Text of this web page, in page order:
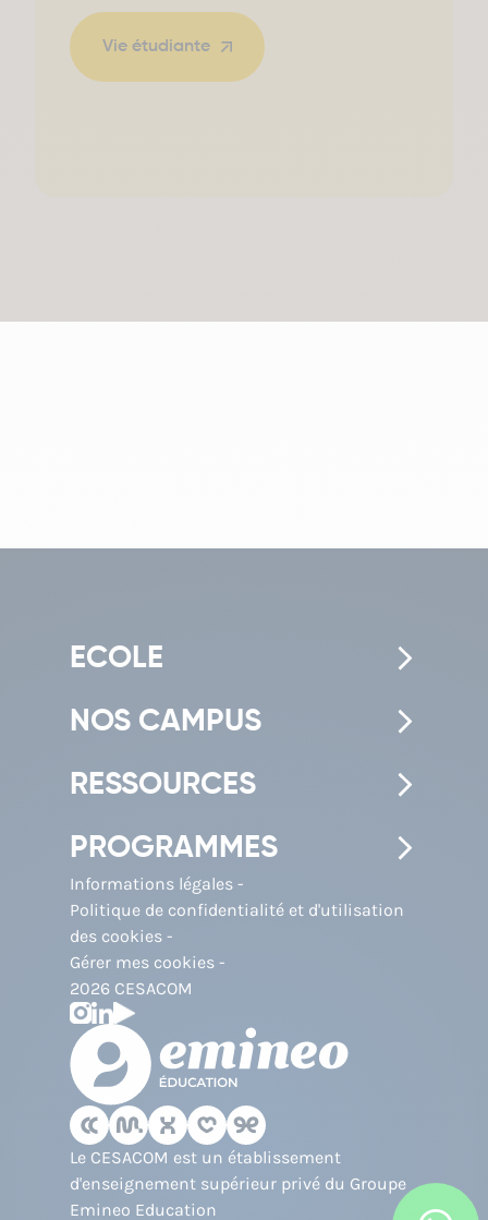
Vie étudiante
ECOLE
NOS CAMPUS
RESSOURCES
PROGRAMMES
Informations légales
Politique de confidentialité et d'utilisation
des cookies
Gérer mes cookies
2026 CESACOM
Le CESACOM est un établissement
d'enseignement supérieur privé du Groupe
Emineo Education